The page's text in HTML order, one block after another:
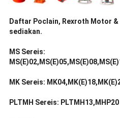
Daftar Poclain, Rexroth Motor
sediakan.
MS Sereis:
MK Sereis:
PLTMH Sereis: PLTMH13,MHP20